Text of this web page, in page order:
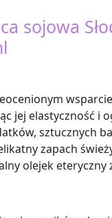
sojowa
jej elastyczność i
sztucznych
zapach
olejek eteryczny